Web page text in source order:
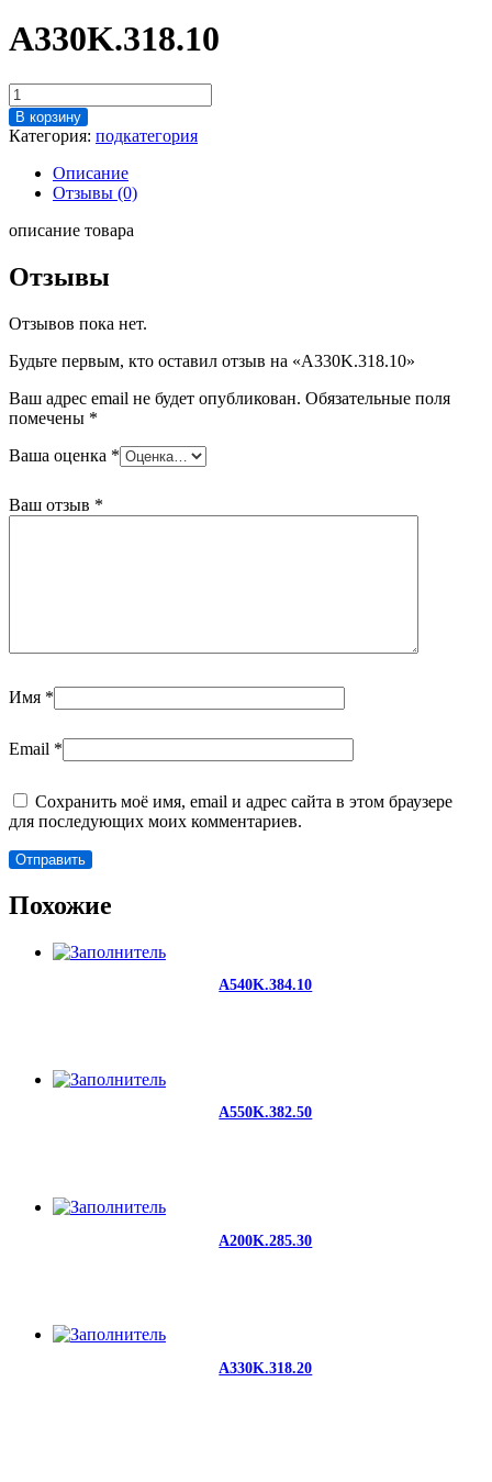
A330K.318.10
Количество
товара
A330K.318.10
В корзину
Категория: подкатегория
Описание
Отзывы (0)
описание товара
Отзывы
Отзывов пока нет.
Будьте первым, кто оставил отзыв на «A330K.318.10»
Ваш адрес email не будет опубликован. Обязательные поля
помечены *
Ваша оценка *
Ваш отзыв *
Имя *
Email *
Сохранить моё имя, email и адрес сайта в этом браузере
для последующих моих комментариев.
Похожие
A540K.384.10
A550K.382.50
A200K.285.30
A330K.318.20